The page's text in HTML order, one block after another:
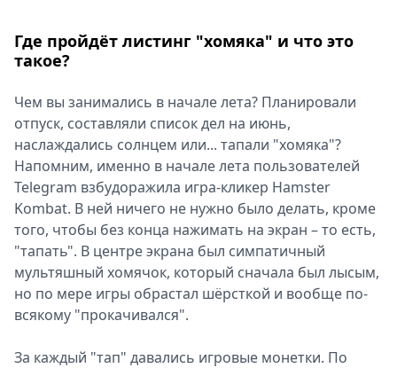
Где пройдёт листинг "хомяка" и что это
такое?
Чем вы занимались в начале лета? Планировали
отпуск, составляли список дел на июнь,
наслаждались солнцем или... тапали "хомяка"?
Напомним, именно в начале лета пользователей
Telegram взбудоражила игра-кликер Hamster
Kombat. В ней ничего не нужно было делать, кроме
того, чтобы без конца нажимать на экран – то есть,
"тапать". В центре экрана был симпатичный
мультяшный хомячок, который сначала был лысым,
но по мере игры обрастал шёрсткой и вообще по-
всякому "прокачивался".
За каждый "тап" давались игровые монетки. По